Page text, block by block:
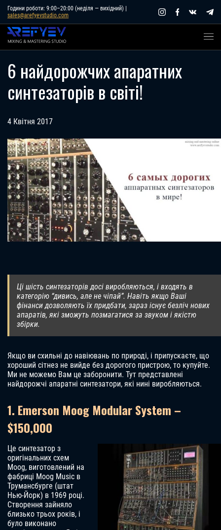
Skip
content
Години роботи: 9:00–20:00 (неділя — вихідний) |
sales@arefyevstudio.com
6 найдорожчих апаратних
синтезаторів в світі!
4 Квітня 2017
Ці шість синтезаторів досі виробляються, і входять в
категорію “дивись, але не чіпай”. Навіть якщо Ваші
фінанси дозволяють їх придбати, зараз існує безліч нових
апаратів, які зможуть позмагатися за звуком і якістю
збірки.
Якщо ви схильні до навіювань по природі, і припускаєте, що
хороший сітнез не вийде без дорогого пристрою, то купуйте.
Ми не можемо Вам це заборонити. Тут представлені
найдорожчі апаратні синтезатори, які нині виробляються.
1. Emerson Moog Modular System –
$150,000
Це синтезатор з
оригінальних схем
Moog, виготовлений на
фабриці Moog Music в
Трумансбурге (штат
Нью-Йорк) в 1969 році.
Створення зайняло
близько трьох років, і
було виконано